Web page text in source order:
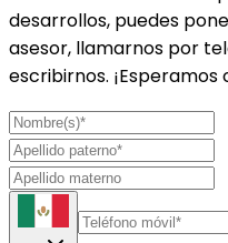
desarrollos, puedes
asesor, llamarnos por
escribirnos.